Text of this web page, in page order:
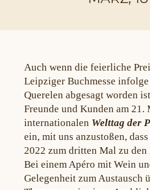
Auch wenn die feierliche
Leipziger Buchmesse
Querelen abgesagt worden
Freunde und Kunden am 21.
internationalen Welttag der
ein, mit uns anzustoßen,
2022 zum dritten Mal zu den
Bei einem Apéro mit Wein
Gelegenheit zum Austausch